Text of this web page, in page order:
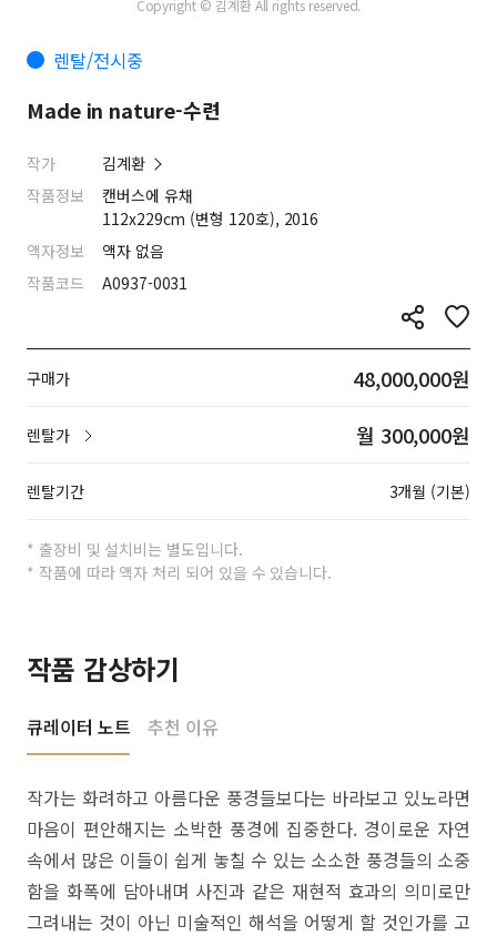
Copyright © 김계환 All rights reserved.
렌탈/전시중
Made in nature-수련
작가
김계환
작품정보
캔버스에 유채
112x229cm (변형 120호), 2016
액자정보
액자 없음
작품코드
A0937-0031
구매가 48,000,000원
렌탈가 월 300,000원
렌탈기간 3개월 (기본)
* 출장비 및 설치비는 별도입니다.
* 작품에 따라 액자 처리 되어 있을 수 있습니다.
작품 감상하기
큐레이터 노트 추천 이유
작가는 화려하고 아름다운 풍경들보다는 바라보고 있노라면
마음이 편안해지는 소박한 풍경에 집중한다. 경이로운 자연
속에서 많은 이들이 쉽게 놓칠 수 있는 소소한 풍경들의 소중
함을 화폭에 담아내며 사진과 같은 재현적 효과의 의미로만
그려내는 것이 아닌 미술적인 해석을 어떻게 할 것인가를 고